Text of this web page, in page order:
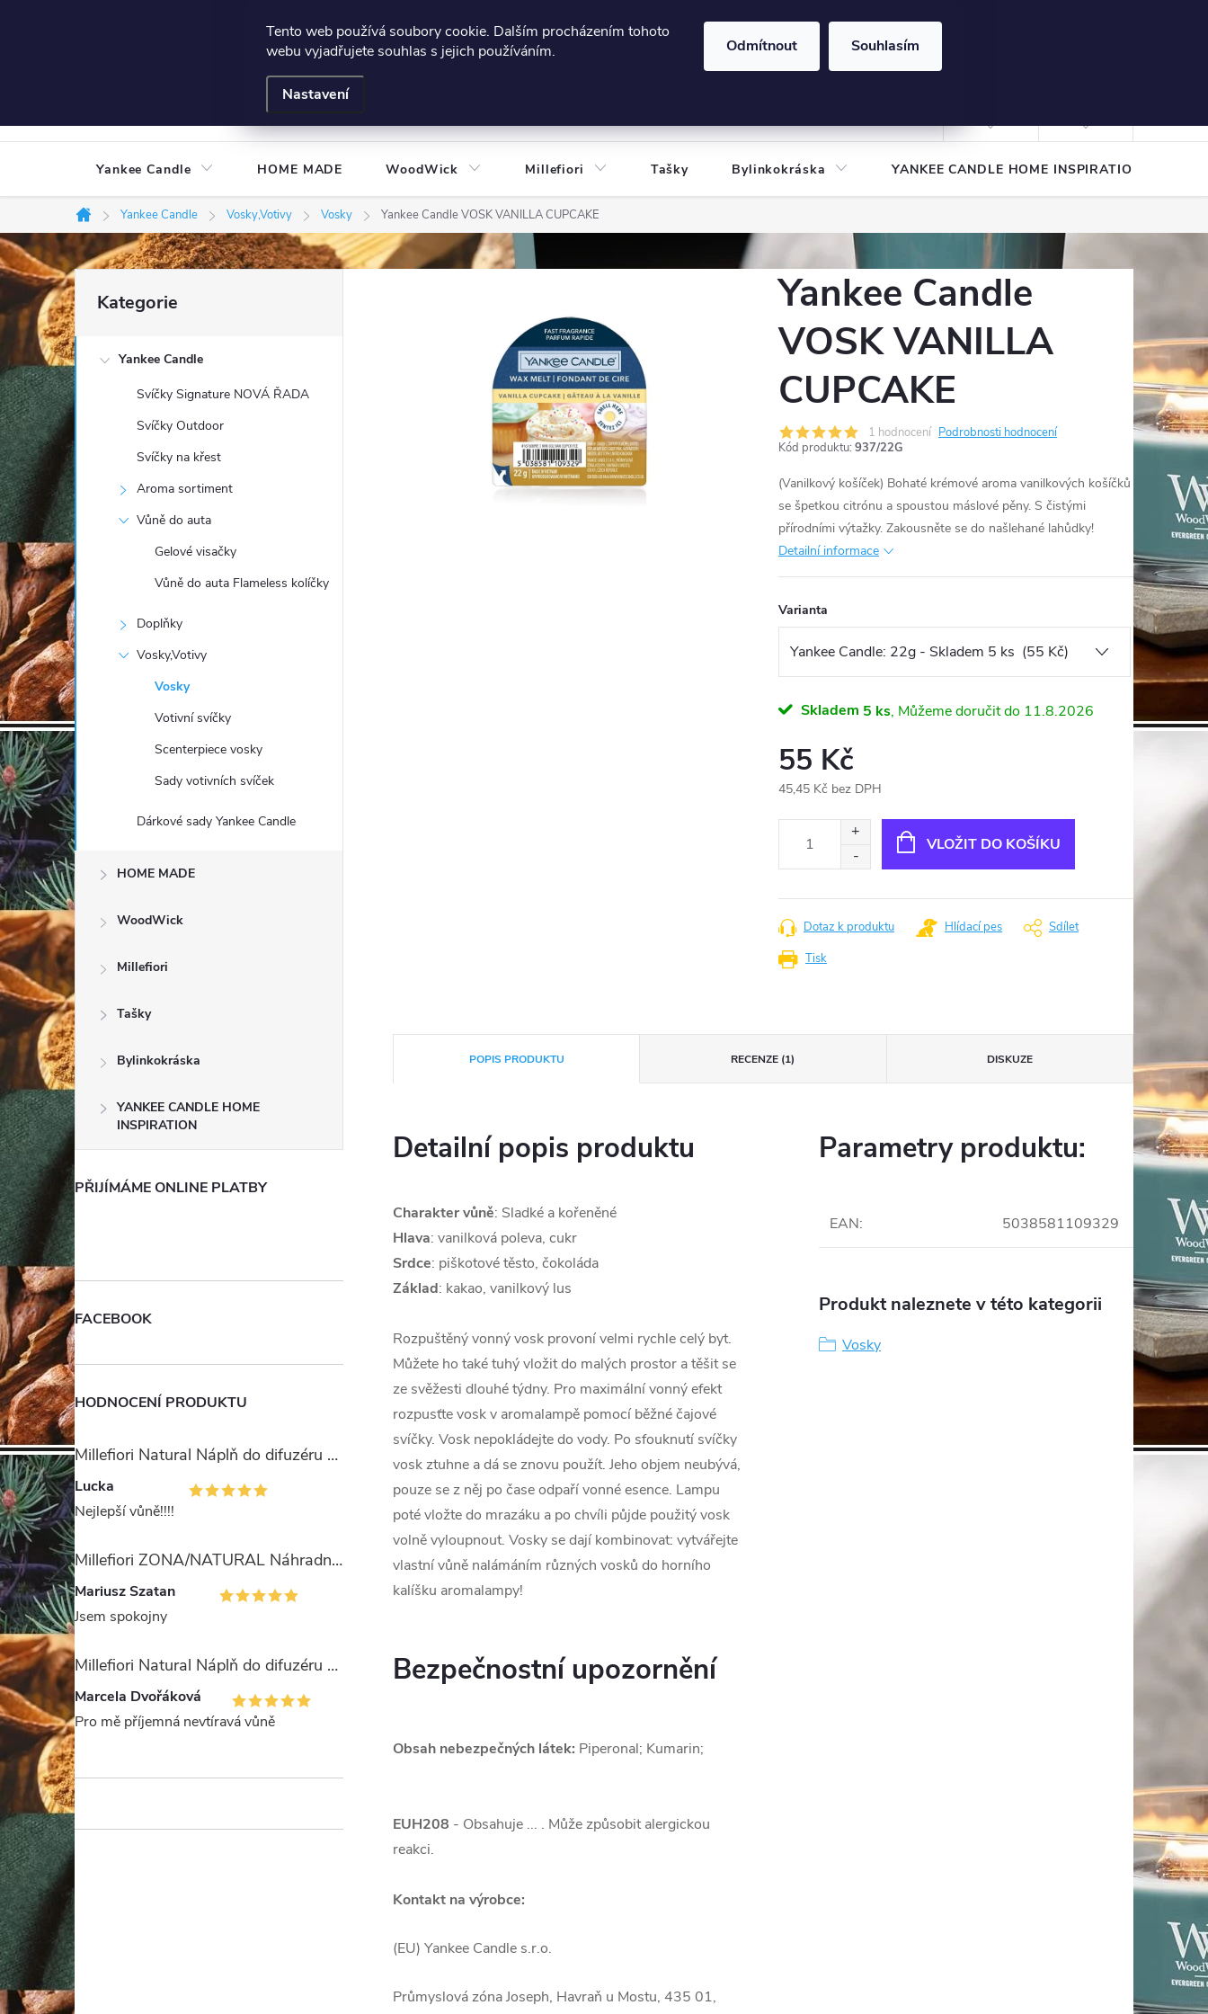
Tento web používá soubory cookie. Dalším procházením tohoto
webu vyjadřujete souhlas s jejich používáním.
Nastavení
Odmítnout Souhlasím
606124443
Podmínky e-shopu Podmínky ochrany osobních údajů
Yankee Candle HOME MADE WoodWick Millefiori Tašky Bylinkokráska YANKEE CANDLE HOME INSPIRATION
Domů
Yankee Candle Vosky,Votivy Vosky Yankee Candle VOSK VANILLA CUPCAKE
P
o
s
r
a
n
n
í
p
a
n
e
l
kategorie
Kategorie
Yankee Candle
Svíčky Signature NOVÁ ŘADA
Svíčky Outdoor
Svíčky na křest
Aroma sortiment
Vůně do auta
Gelové visačky
Vůně do auta Flameless kolíčky
Doplňky
Vosky,Votivy
Vosky
Votivní svíčky
Scenterpiece vosky
Sady votivních svíček
Dárkové sady Yankee Candle
HOME MADE
WoodWick
Millefiori
Tašky
Bylinkokráska
YANKEE CANDLE HOME
INSPIRATION
PŘIJÍMÁME ONLINE PLATBY
FACEBOOK
HODNOCENÍ PRODUKTU
Millefiori Natural Náplň do difuzéru 250ml/Ambra & Rosa
Lucka
Nejlepší vůně!!!!
Millefiori ZONA/NATURAL Náhradní stébla pro difuzér 100ml
Mariusz Szatan
Jsem spokojny
Millefiori Natural Náplň do difuzéru 250ml/Legni e Fiori ďArancio
Marcela Dvořáková
Pro mě příjemná nevtíravá vůně
Yankee Candle
VOSK VANILLA
CUPCAKE
1 hodnocení Podrobnosti hodnocení
Kód produktu: 937/22G
(Vanilkový košíček) Bohaté krémové aroma vanilkových košíčků
se špetkou citrónu a spoustou máslové pěny. S čistými
přírodními výtažky. Zakousněte se do našlehané lahůdky!
Detailní informace
Varianta
Skladem 5 ks 11.8.2026
55 Kč
45,45 Kč bez DPH
VLOŽIT DO KOŠÍKU
Tisk
Dotaz k produktu Hlídací pes Sdílet
POPIS PRODUKTU RECENZE (1) DISKUZE
Detailní popis produktu
Charakter vůně: Sladké a kořeněné
Hlava: vanilková poleva, cukr
Srdce: piškotové těsto, čokoláda
Základ: kakao, vanilkový lus
Rozpuštěný vonný vosk provoní velmi rychle celý byt.
Můžete ho také tuhý vložit do malých prostor a těšit se
ze svěžesti dlouhé týdny. Pro maximální vonný efekt
rozpusťte vosk v aromalampě pomocí běžné čajové
svíčky. Vosk nepokládejte do vody. Po sfouknutí svíčky
vosk ztuhne a dá se znovu použít. Jeho objem neubývá,
pouze se z něj po čase odpaří vonné esence. Lampu
poté vložte do mrazáku a po chvíli půjde použitý vosk
volně vyloupnout. Vosky se dají kombinovat: vytvářejte
vlastní vůně nalámáním různých vosků do horního
kalíšku aromalampy!
Bezpečnostní upozornění
Obsah nebezpečných látek: Piperonal; Kumarin;
EUH208 - Obsahuje ... . Může způsobit alergickou
reakci.
Kontakt na výrobce:
(EU) Yankee Candle s.r.o.
Průmyslová zóna Joseph, Havraň u Mostu, 435 01,
Parametry produktu:
EAN: 5038581109329
Produkt naleznete v této kategorii
Vosky